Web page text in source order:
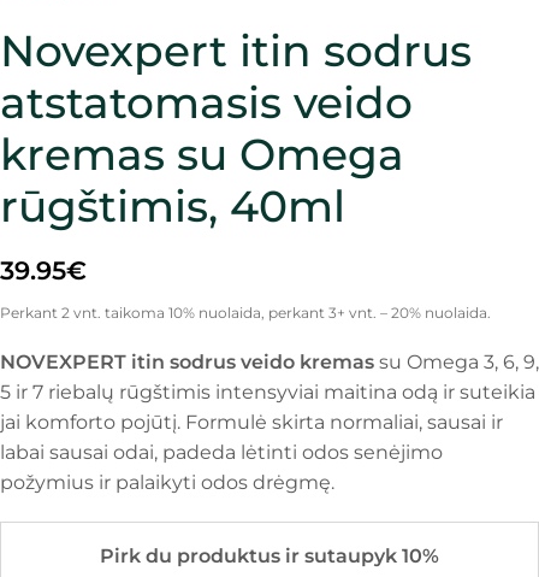
Novexpert itin sodrus
atstatomasis veido
kremas su Omega
rūgštimis, 40ml
39.95€
Perkant 2 vnt. taikoma 10% nuolaida, perkant 3+ vnt. – 20% nuolaida.
NOVEXPERT itin sodrus veido kremas su Omega 3, 6, 9,
5 ir 7 riebalų rūgštimis intensyviai maitina odą ir suteikia
jai komforto pojūtį. Formulė skirta normaliai, sausai ir
labai sausai odai, padeda lėtinti odos senėjimo
požymius ir palaikyti odos drėgmę.
Pirk du produktus ir sutaupyk 10%